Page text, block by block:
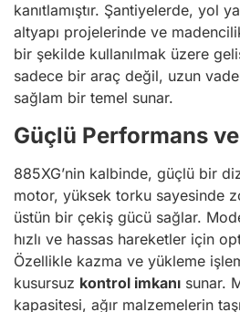
kanıtlamıştır. Şantiyelerde, yol
altyapı projelerinde ve
bir şekilde kullanılmak üzere
sadece bir araç değil, uzun vadeli
sağlam bir temel sunar.
Güçlü Performans
885XG’nin kalbinde, güçlü bir
motor, yüksek torku sayesinde
üstün bir çekiş gücü sağlar.
hızlı ve hassas hareketler için
Özellikle kazma ve yükleme
kusursuz kontrol imkanı sunar.
kapasitesi, ağır malzemelerin